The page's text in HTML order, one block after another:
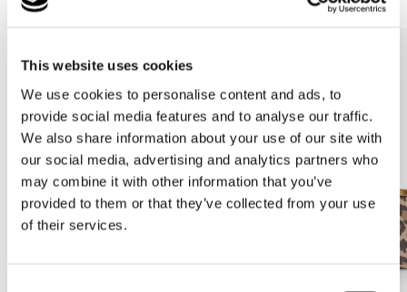
This website uses cookies
We use cookies to personalise content and ads, to
provide social media features and to analyse our traffic.
We also share information about your use of our site with
our social media, advertising and analytics partners who
may combine it with other information that you’ve
provided to them or that they’ve collected from your use
of their services.